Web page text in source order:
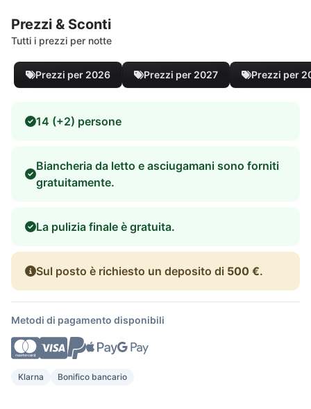
Prezzi & Sconti
Tutti i prezzi per notte
Prezzi per 2026 Prezzi per 2027 Prezzi per
14 (+2) persone
Biancheria da letto e asciugamani sono forniti
gratuitamente.
La pulizia finale è gratuita.
Sul posto è richiesto un deposito di 500 €.
Metodi di pagamento disponibili
Klarna Bonifico bancario